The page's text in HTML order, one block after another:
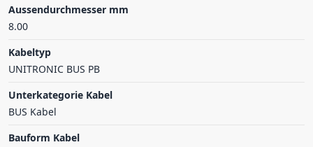
Aussendurchmesser mm
8.00
Kabeltyp
UNITRONIC BUS PB
Unterkategorie Kabel
BUS Kabel
Bauform Kabel